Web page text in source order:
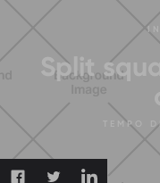
Split
TEMPO